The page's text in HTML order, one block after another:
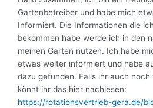
Gartenbetreiber und habe mich
Informiert. Die Informationen die
bekommen habe werde ich in den
meinen Garten nutzen. Ich habe
etwas weiter informiert und habe
dazu gefunden. Falls ihr auch
könnt ihr das hier nachlesen:
https://rotationsvertrieb-gera.de/